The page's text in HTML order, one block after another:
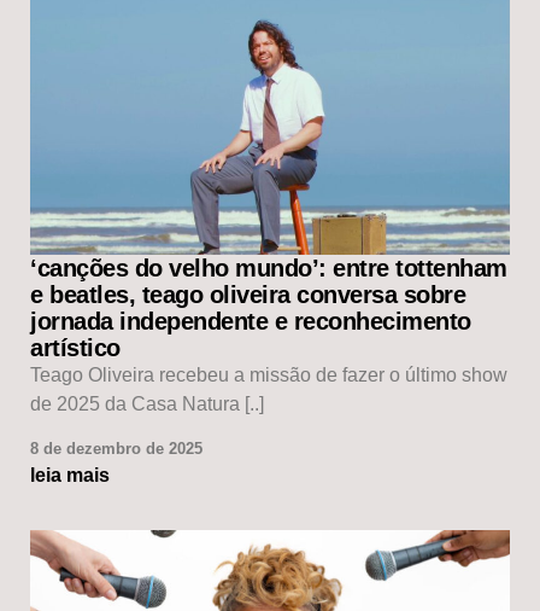
‘canções do velho mundo’: entre tottenham
e beatles, teago oliveira conversa sobre
jornada independente e reconhecimento
artístico
Teago Oliveira recebeu a missão de fazer o último show
de 2025 da Casa Natura [..]
8 de dezembro de 2025
leia mais